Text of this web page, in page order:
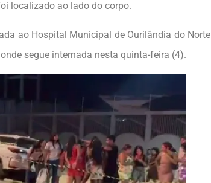
localizado ao lado do corpo.
ao Hospital Municipal de Ourilândia do Norte
segue internada nesta quinta-feira (4).